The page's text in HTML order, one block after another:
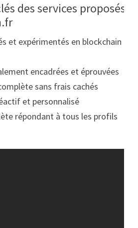
des services proposés
et expérimentés en blockchain
encadrées et éprouvées
sans frais cachés
et personnalisé
répondant à tous les profils